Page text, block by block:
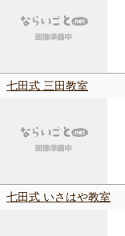
七田式 三田教室
七田式 いさはや教室